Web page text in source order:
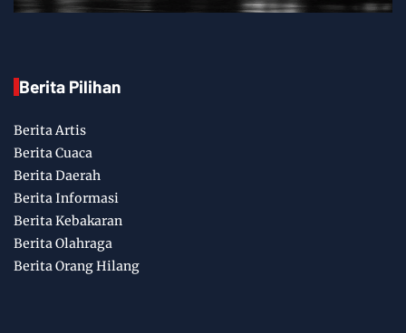
Berita Pilihan
Berita Artis
Berita Cuaca
Berita Daerah
Berita Informasi
Berita Kebakaran
Berita Olahraga
Berita Orang Hilang